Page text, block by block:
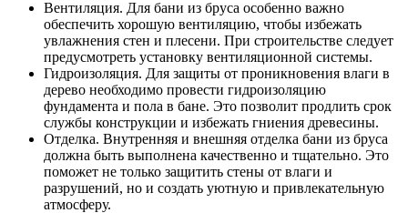
Вентиляция. Для бани из бруса особенно важно
обеспечить хорошую вентиляцию, чтобы избежать
увлажнения стен и плесени. При строительстве следует
предусмотреть установку вентиляционной системы.
Гидроизоляция. Для защиты от проникновения влаги в
дерево необходимо провести гидроизоляцию
фундамента и пола в бане. Это позволит продлить срок
службы конструкции и избежать гниения древесины.
Отделка. Внутренняя и внешняя отделка бани из бруса
должна быть выполнена качественно и тщательно. Это
поможет не только защитить стены от влаги и
разрушений, но и создать уютную и привлекательную
атмосферу.